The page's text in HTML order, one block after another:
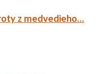
z medvedieho…